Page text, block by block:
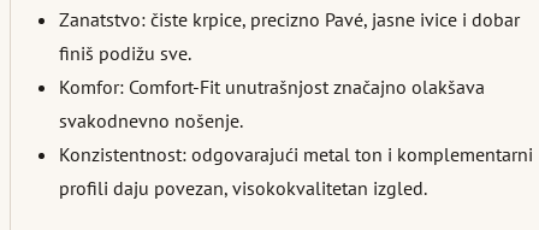
Zanatstvo: čiste krpice, precizno Pavé, jasne ivice i dobar
finiš podižu sve.
Komfor: Comfort-Fit unutrašnjost značajno olakšava
svakodnevno nošenje.
Konzistentnost: odgovarajući metal ton i komplementarni
profili daju povezan, visokokvalitetan izgled.